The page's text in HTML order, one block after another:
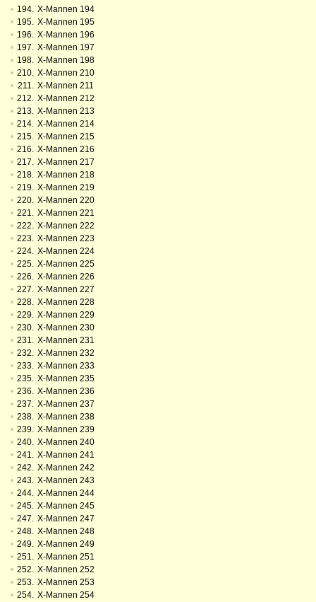
• 194. X-Mannen 194
• 195. X-Mannen 195
• 196. X-Mannen 196
• 197. X-Mannen 197
• 198. X-Mannen 198
• 210. X-Mannen 210
• 211. X-Mannen 211
• 212. X-Mannen 212
• 213. X-Mannen 213
• 214. X-Mannen 214
• 215. X-Mannen 215
• 216. X-Mannen 216
• 217. X-Mannen 217
• 218. X-Mannen 218
• 219. X-Mannen 219
• 220. X-Mannen 220
• 221. X-Mannen 221
• 222. X-Mannen 222
• 223. X-Mannen 223
• 224. X-Mannen 224
• 225. X-Mannen 225
• 226. X-Mannen 226
• 227. X-Mannen 227
• 228. X-Mannen 228
• 229. X-Mannen 229
• 230. X-Mannen 230
• 231. X-Mannen 231
• 232. X-Mannen 232
• 233. X-Mannen 233
• 235. X-Mannen 235
• 236. X-Mannen 236
• 237. X-Mannen 237
• 238. X-Mannen 238
• 239. X-Mannen 239
• 240. X-Mannen 240
• 241. X-Mannen 241
• 242. X-Mannen 242
• 243. X-Mannen 243
• 244. X-Mannen 244
• 245. X-Mannen 245
• 247. X-Mannen 247
• 248. X-Mannen 248
• 249. X-Mannen 249
• 251. X-Mannen 251
• 252. X-Mannen 252
• 253. X-Mannen 253
• 254. X-Mannen 254